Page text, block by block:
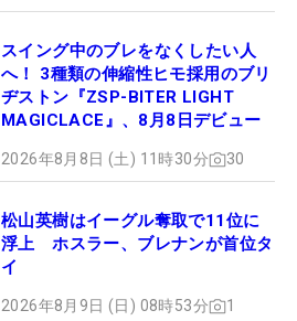
スイング中のブレをなくしたい人
へ！ 3種類の伸縮性ヒモ採用のブリ
ヂストン『ZSP-BITER LIGHT
MAGICLACE』、8月8日デビュー
2026年8月8日 (土) 11時30分 30
松山英樹はイーグル奪取で11位に
浮上 ホスラー、ブレナンが首位タ
イ
2026年8月9日 (日) 08時53分 1